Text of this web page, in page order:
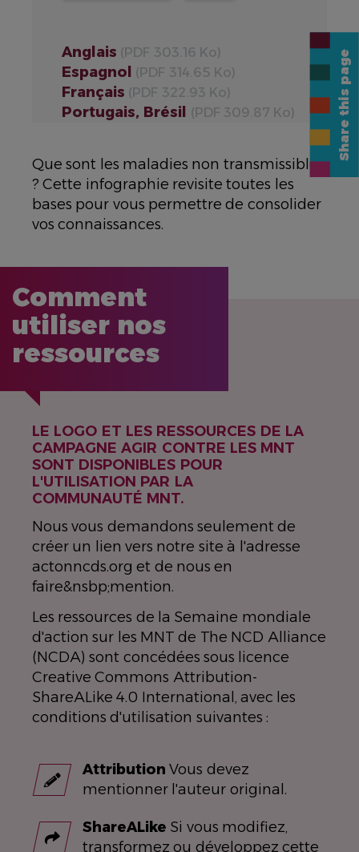
Anglais (PDF 303.16 Ko)
Espagnol (PDF 314.65 Ko)
Français (PDF 322.93 Ko)
Portugais, Brésil (PDF 309.87 Ko)
Que sont les maladies non transmissibles
? Cette infographie revisite toutes les
bases pour vous permettre de consolider
vos connaissances.
Comment
utiliser nos
ressources
LE LOGO ET LES RESSOURCES DE LA
CAMPAGNE AGIR CONTRE LES MNT
SONT DISPONIBLES POUR
L'UTILISATION PAR LA
COMMUNAUTÉ MNT.
Nous vous demandons seulement de
créer un lien vers notre site à l'adresse
actonncds.org et de nous en
faire&nsbp;mention.
Les ressources de la Semaine mondiale
d'action sur les MNT de The NCD Alliance
(NCDA) sont concédées sous licence
Creative Commons Attribution-
ShareALike 4.0 International, avec les
conditions d'utilisation suivantes :
Attribution Vous devez
mentionner l'auteur original.
ShareALike Si vous modifiez,
transformez ou développez cette
Share this page